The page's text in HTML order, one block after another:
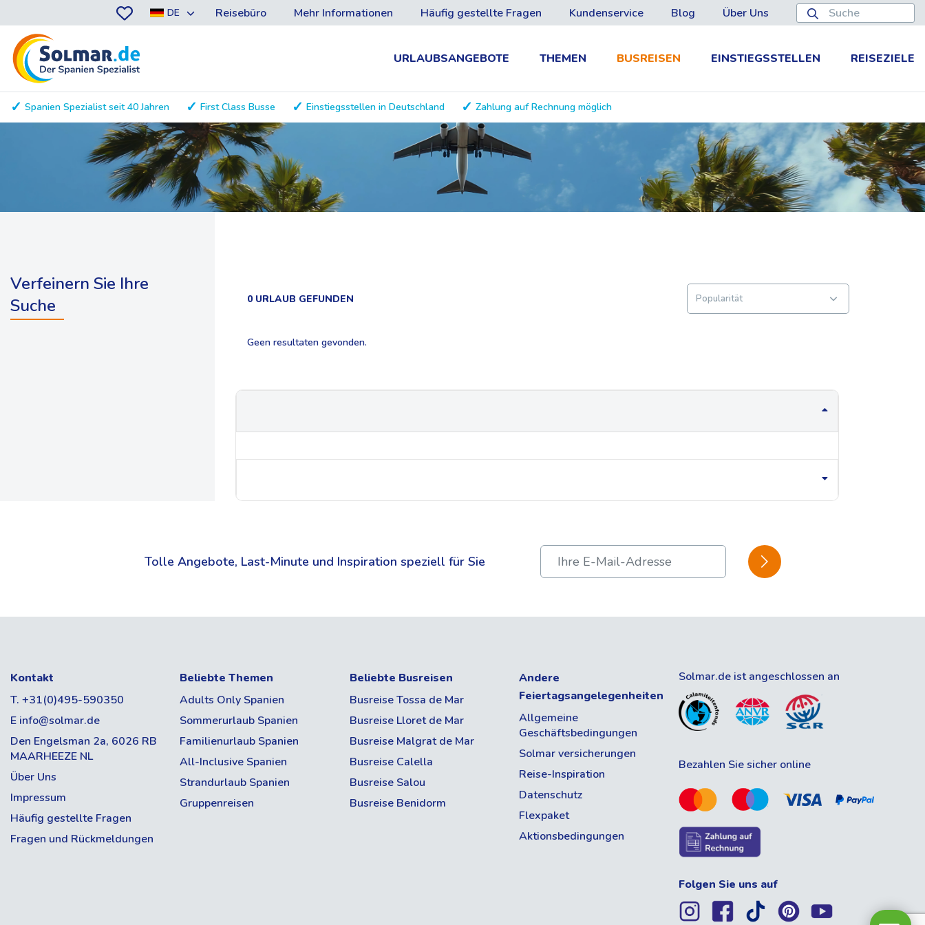
DE Reisebüro Mehr Informationen Häufig gestellte Fragen Kundenservice Blog Über Uns
URLAUBSANGEBOTE THEMEN BUSREISEN EINSTIEGSSTELLEN REISEZIELE
Spanien Spezialist seit 40 Jahren First Class Busse Einstiegsstellen in Deutschland Zahlung auf Rechnung möglich
Verfeinern Sie Ihre
Suche
0 URLAUB GEFUNDEN
Geen resultaten gevonden.
Tolle Angebote, Last-Minute und Inspiration speziell für Sie BESTÄTIGEN
Kontakt
T. +31(0)495-590350
E info@solmar.de
Den Engelsman 2a, 6026 RB
MAARHEEZE NL
Über Uns
Impressum
Häufig gestellte Fragen
Fragen und Rückmeldungen
Beliebte Themen
Adults Only Spanien
Sommerurlaub Spanien
Familienurlaub Spanien
All-Inclusive Spanien
Strandurlaub Spanien
Gruppenreisen
Beliebte Busreisen
Busreise Tossa de Mar
Busreise Lloret de Mar
Busreise Malgrat de Mar
Busreise Calella
Busreise Salou
Busreise Benidorm
Andere
Feiertagsangelegenheiten
Allgemeine
Geschäftsbedingungen
Solmar versicherungen
Reise-Inspiration
Datenschutz
Flexpaket
Aktionsbedingungen
Solmar.de ist angeschlossen an
Bezahlen Sie sicher online
Folgen Sie uns auf